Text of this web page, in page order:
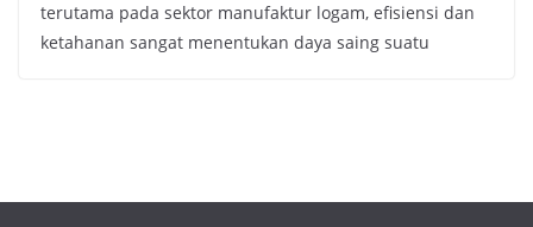
terutama pada sektor manufaktur logam, efisiensi dan
ketahanan sangat menentukan daya saing suatu